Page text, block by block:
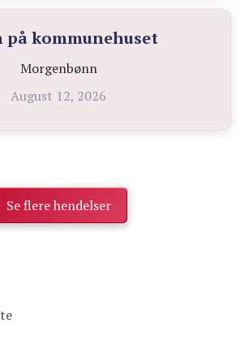
på kommunehuset
Morgenbønn
August 12, 2026
Se flere hendelser